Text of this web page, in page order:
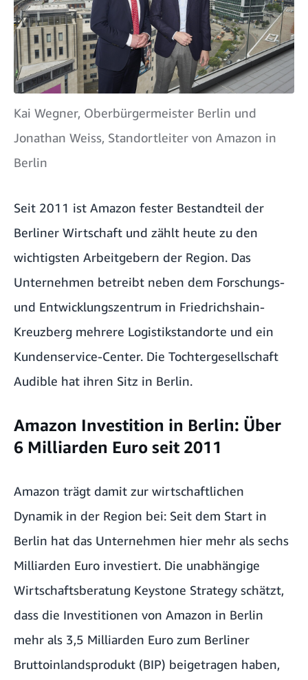
Kai Wegner, Oberbürgermeister Berlin und
Jonathan Weiss, Standortleiter von Amazon in
Berlin
Seit 2011 ist Amazon fester Bestandteil der
Berliner Wirtschaft und zählt heute zu den
wichtigsten Arbeitgebern der Region. Das
Unternehmen betreibt neben dem Forschungs-
und Entwicklungszentrum in Friedrichshain-
Kreuzberg mehrere Logistikstandorte und ein
Kundenservice-Center. Die Tochtergesellschaft
Audible hat ihren Sitz in Berlin.
Amazon Investition in Berlin: Über
6 Milliarden Euro seit 2011
Amazon trägt damit zur wirtschaftlichen
Dynamik in der Region bei: Seit dem Start in
Berlin hat das Unternehmen hier mehr als sechs
Milliarden Euro investiert. Die unabhängige
Wirtschaftsberatung Keystone Strategy schätzt,
dass die Investitionen von Amazon in Berlin
mehr als 3,5 Milliarden Euro zum Berliner
Bruttoinlandsprodukt (BIP) beigetragen haben,